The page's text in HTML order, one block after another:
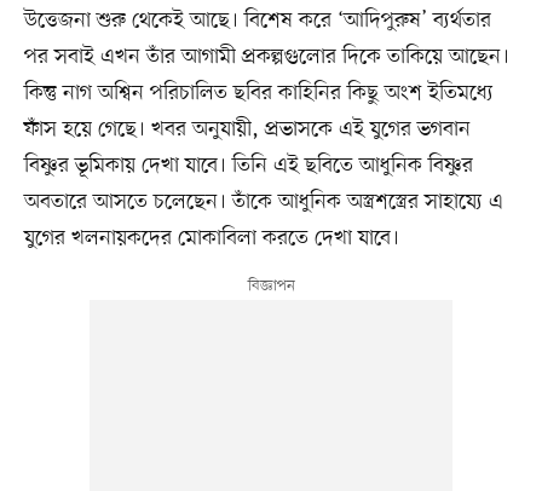
উত্তেজনা শুরু থেকেই আছে। বিশেষ করে ‘আদিপুরুষ’ ব্যর্থতার
পর সবাই এখন তাঁর আগামী প্রকল্পগুলোর দিকে তাকিয়ে আছেন।
কিন্তু নাগ অশ্বিন পরিচালিত ছবির কাহিনির কিছু অংশ ইতিমধ্যে
ফাঁস হয়ে গেছে। খবর অনুযায়ী, প্রভাসকে এই যুগের ভগবান
বিষ্ণুর ভূমিকায় দেখা যাবে। তিনি এই ছবিতে আধুনিক বিষ্ণুর
অবতারে আসতে চলেছেন। তাঁকে আধুনিক অস্ত্রশস্ত্রের সাহায্যে এ
যুগের খলনায়কদের মোকাবিলা করতে দেখা যাবে।